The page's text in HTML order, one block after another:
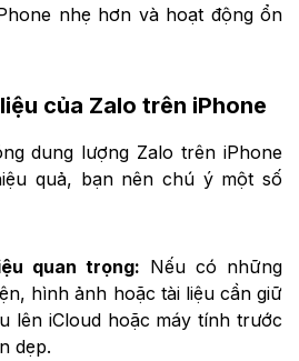
nhẹ hơn và hoạt động ổn
của Zalo trên iPhone
dung lượng Zalo trên iPhone
quả, bạn nên chú ý một số
quan trọng: Nếu có những
hình ảnh hoặc tài liệu cần giữ
lên iCloud hoặc máy tính trước
dẹp.